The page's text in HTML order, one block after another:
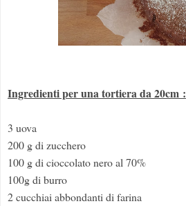
Ingredienti per una tortiera da 20cm :
3 uova
200 g di zucchero
100 g di cioccolato nero al 70%
100g di burro
2 cucchiai abbondanti di farina